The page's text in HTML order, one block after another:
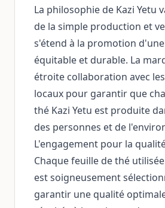
La philosophie de Kazi Yetu
de la simple production et
s'étend à la promotion
équitable et durable. La
étroite collaboration avec
locaux pour garantir que
thé Kazi Yetu est produite
des personnes et de
L'engagement pour la
Chaque feuille de thé
est soigneusement
garantir une qualité